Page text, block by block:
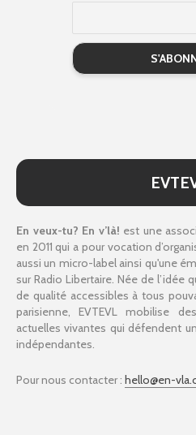
En veux-tu? En v’là! est une
en 2011 qui a pour vocation
aussi un micro-label ainsi qu'une
sur Radio Libertaire. Née de l’idée
de qualité accessibles à tous
parisienne, EVTEVL mobilise
actuelles vivantes qui défendent
indépendantes.
Pour nous contacter : hello@en-